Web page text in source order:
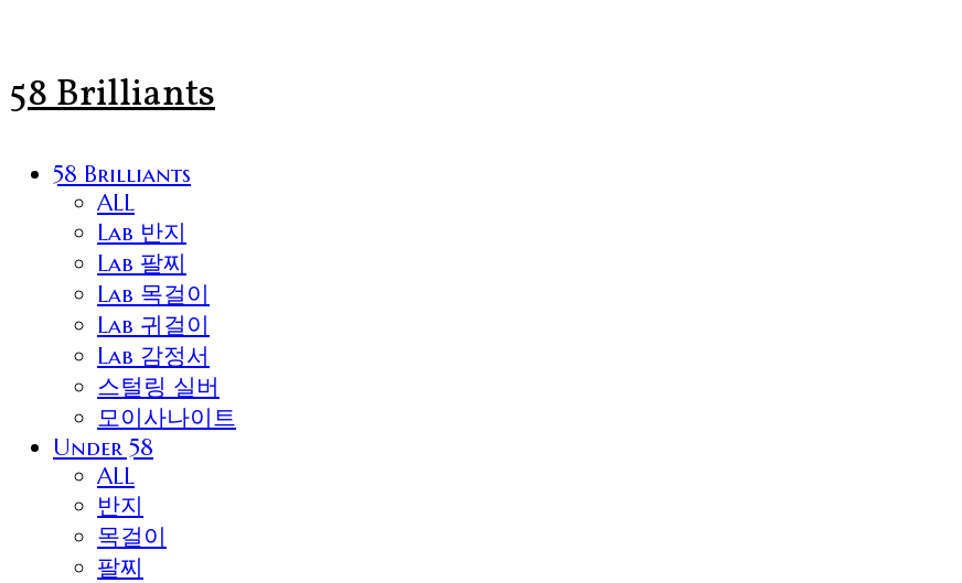
58 Brilliants
58 Brilliants
ALL
Lab 반지
Lab 팔찌
Lab 목걸이
Lab 귀걸이
Lab 감정서
스털링 실버
모이사나이트
Under 58
ALL
반지
목걸이
팔찌